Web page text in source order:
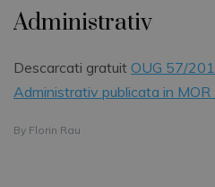
Administrativ
Descarcati gratuit OUG 57/
Administrativ publicata in
By Florin Rau